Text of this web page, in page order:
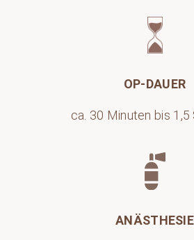
OP-DAUER
ca. 30 Minuten bis 1,5
ANÄSTHESIE